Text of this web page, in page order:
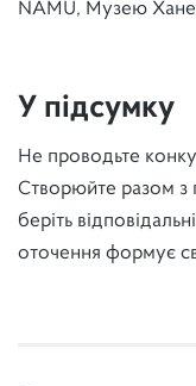
NAMU, Музею
У підсумку
Не проводьте
Створюйте разом з
беріть
оточення формує